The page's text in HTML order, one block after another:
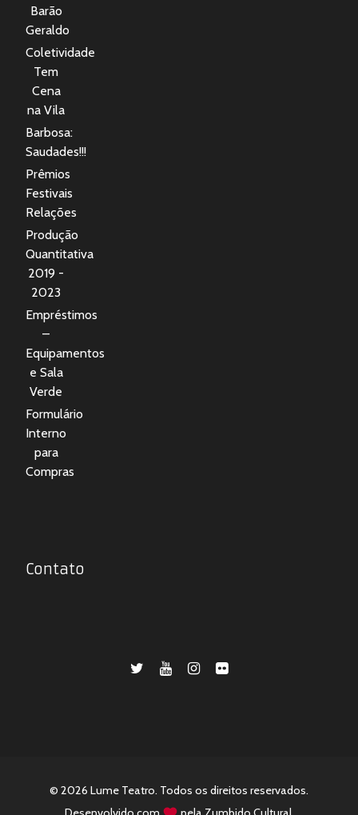
Barão
Geraldo
Coletividade
Tem
Cena
na Vila
Barbosa:
Saudades!!!
Prêmios
Festivais
Relações
Produção
Quantitativa
2019 -
2023
Empréstimos
–
Equipamentos
e Sala
Verde
Formulário
Interno
para
Compras
Contato
© 2026 Lume Teatro. Todos os direitos reservados.